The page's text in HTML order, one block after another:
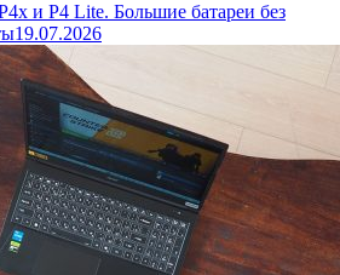
и P4 Lite. Большие батареи без
19.07.2026